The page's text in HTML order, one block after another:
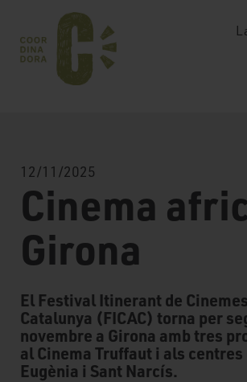
12/11/2025
Cinema
Girona
El Festival Itinerant de
Catalunya (FICAC) torna per
novembre a Girona amb tres
al Cinema Truffaut i als
Eugènia i Sant Narcís.